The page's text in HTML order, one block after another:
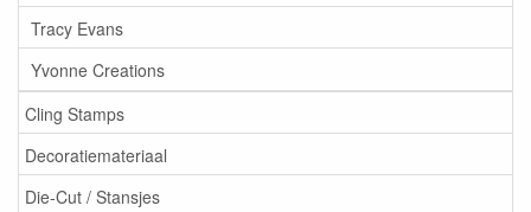
Tracy Evans
Yvonne Creations
Cling Stamps
Decoratiemateriaal
Die-Cut / Stansjes